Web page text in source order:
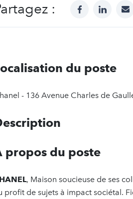
: facebooklinkedin
du poste
- 136 Avenue Charles de
propos du poste
, Maison soucieuse de ses
profit de sujets à impact sociétal.